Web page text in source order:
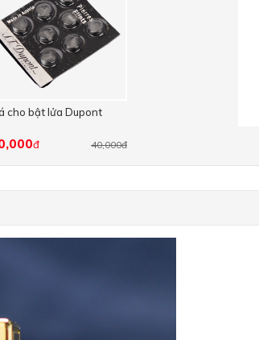
cho bật lửa Dupont
40,000đ
đ